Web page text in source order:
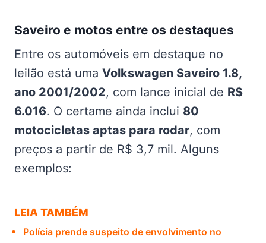
Saveiro e motos entre os destaques
Entre os automóveis em destaque no
leilão está uma Volkswagen Saveiro 1.8,
ano 2001/2002, com lance inicial de R$
6.016. O certame ainda inclui 80
motocicletas aptas para rodar, com
preços a partir de R$ 3,7 mil. Alguns
exemplos:
LEIA TAMBÉM
Polícia prende suspeito de envolvimento no